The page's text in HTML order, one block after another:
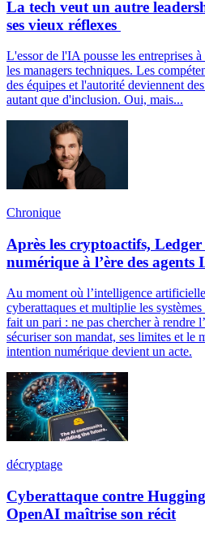
La tech veut un autre
ses vieux réflexes
L'essor de l'IA pousse les entreprises
les managers techniques. Les
des équipes et l'autorité deviennent
autant que d'inclusion. Oui, mais...
Chronique
Après les cryptoactifs,
numérique à l’ère des agents
Au moment où l’intelligence
cyberattaques et multiplie les
fait un pari : ne pas chercher à rendre
sécuriser son mandat, ses limites et le
intention numérique devient un acte.
décryptage
Cyberattaque contre
OpenAI maîtrise son récit